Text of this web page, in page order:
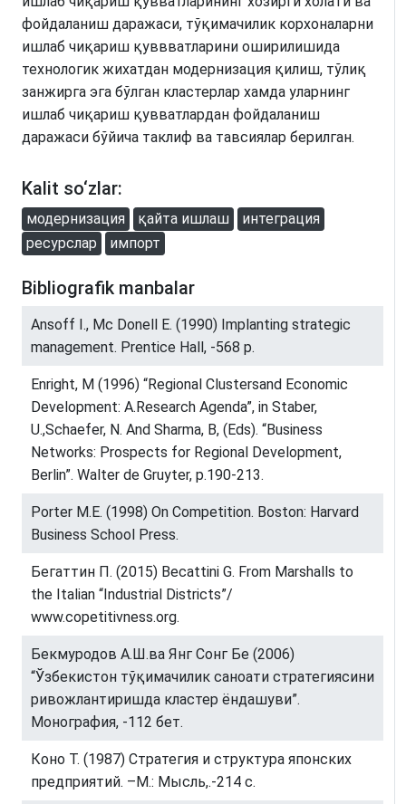
фойдаланиш даражаси, тўқимачилик корхоналарни
ишлаб чиқариш қуввватларини оширилишида
технологик жихатдан модернизация қилиш, тўлиқ
занжирга эга бўлган кластерлар хамда уларнинг
ишлаб чиқариш қувватлардан фойдаланиш
даражаси бўйича таклиф ва тавсиялар берилган.
Kalit so‘zlar:
модернизация қайта ишлаш
интеграция
ресурслар
импорт
Bibliografik manbalar
Ansoff I., Mc Donell E. (1990) Implanting strategic
management. Prentice Hall, -568 p.
Enright, M (1996) “Regional Clustersand Economic
Development: A.Research Agenda”, in Staber,
U.,Schaefer, N. And Sharma, B, (Eds). “Business
Networks: Prospects for Regional Development,
Berlin”. Walter de Gruyter, p.190-213.
Porter M.E. (1998) On Competition. Boston: Harvard
Business School Press.
Бегаттин П. (2015) Becattini G. From Marshalls to
the Italian “Industrial Districts”/
www.copetitivness.org.
Бекмуродов А.Ш.ва Янг Сонг Бе (2006)
“Ўзбекистон тўқимачилик саноати стратегиясини
ривожлантиришда кластер ёндашуви”.
Монография, -112 бет.
Коно Т. (1987) Стратегия и структура японских
предприятий. –М.: Мысль,.-214 с.